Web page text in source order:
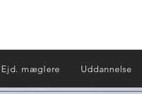
Uddannelse
Ejd. mæglere